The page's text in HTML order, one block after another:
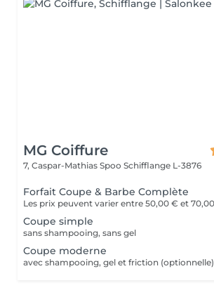
MG Coiffure
7, Caspar-Mathias Spoo Schifflange L-3876
Forfait Coupe & Barbe Complète
Coupe simple
sans shampooing, sans gel
Coupe moderne
avec shampooing, gel et friction (optionnelle)